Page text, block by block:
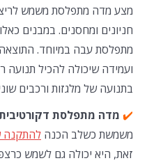
מצע מדה מתפלסת משמש
חניונים ומחסנים. במבנים
מתפלסת עבה במיוחד.
ועמידה שיכולה להכיל
בתנועה של מלגזות ורכבים
✔️ מדה מתפלסת
משמשת כשלב הכנה להתקנה
זאת, היא יכולה גם לשמש